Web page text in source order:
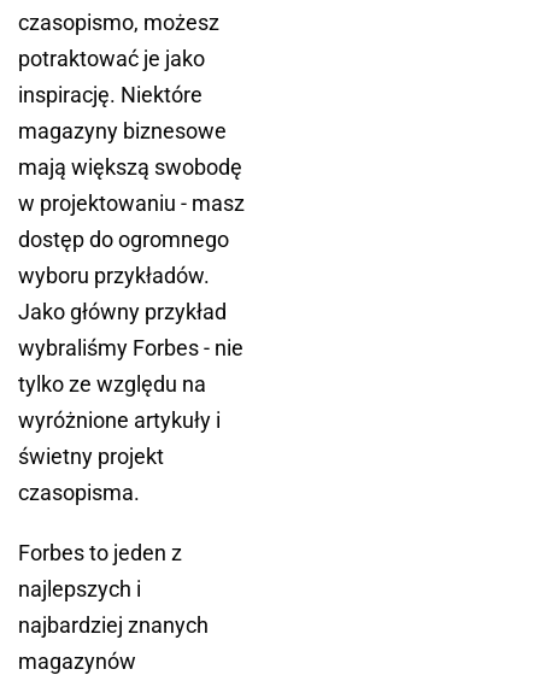
czasopismo, możesz
potraktować je jako
inspirację. Niektóre
magazyny biznesowe
mają większą swobodę
w projektowaniu - masz
dostęp do ogromnego
wyboru przykładów.
Jako główny przykład
wybraliśmy Forbes - nie
tylko ze względu na
wyróżnione artykuły i
świetny projekt
czasopisma.
Forbes to jeden z
najlepszych i
najbardziej znanych
magazynów